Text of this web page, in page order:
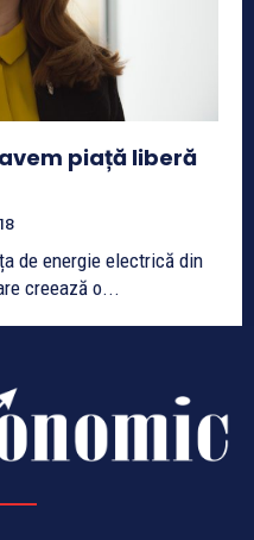
piață liberă
de energie electrică din
creează o...